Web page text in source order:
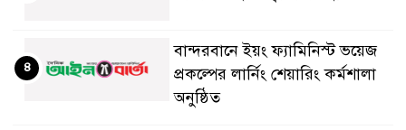
বান্দরবানে ইয়ং ফ্যামিনিস্ট ভয়েজ
প্রকল্পের লার্নিং শেয়ারিং কর্মশালা
অনুষ্ঠিত
৪